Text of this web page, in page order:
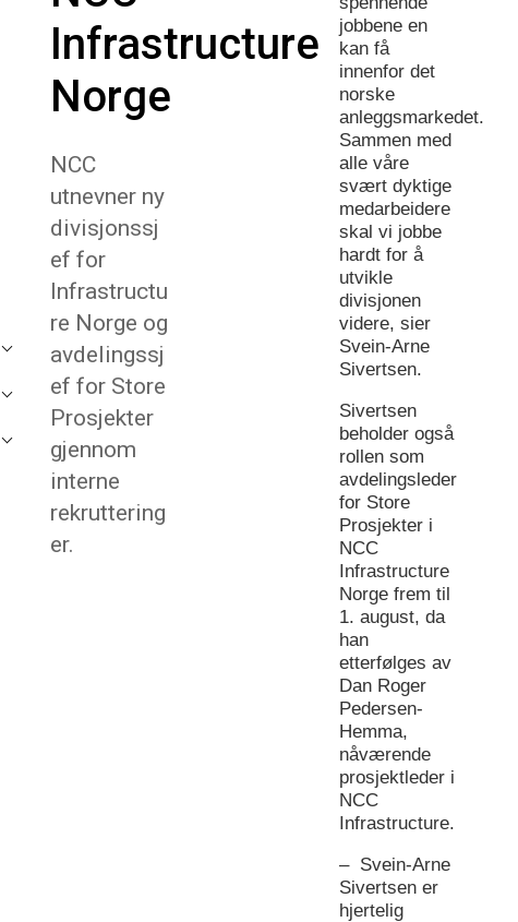
Infrastructure
Norge
NCC
utnevner ny
divisjonssj
ef for
Infrastructu
re Norge og
avdelingssj
ef for Store
Prosjekter
gjennom
interne
rekruttering
er.
jobbene en
kan få
innenfor det
norske
anleggsmarkedet.
Sammen med
alle våre
svært dyktige
medarbeidere
skal vi jobbe
hardt for å
utvikle
divisjonen
videre, sier
Svein-Arne
Sivertsen.
Sivertsen
beholder også
rollen som
avdelingsleder
for Store
Prosjekter i
NCC
Infrastructure
Norge frem til
1. august, da
han
etterfølges av
Dan Roger
Pedersen-
Hemma,
nåværende
prosjektleder i
NCC
Infrastructure.
– Svein-Arne
Sivertsen er
hjertelig